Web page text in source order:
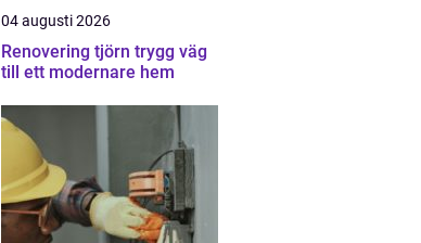
04 augusti 2026
Renovering tjörn trygg väg
till ett modernare hem